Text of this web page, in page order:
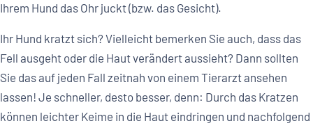
Ihrem Hund das Ohr juckt (bzw. das Gesicht).
Ihr Hund kratzt sich? Vielleicht bemerken Sie auch, dass das
Fell ausgeht oder die Haut verändert aussieht? Dann sollten
Sie das auf jeden Fall zeitnah von einem Tierarzt ansehen
lassen! Je schneller, desto besser, denn: Durch das Kratzen
können leichter Keime in die Haut eindringen und nachfolgend